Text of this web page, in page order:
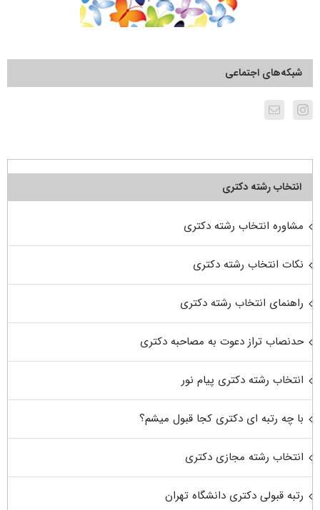
شبکه‌های اجتماعی
انتخاب رشته دکتری
مشاوره انتخاب رشته دکتری
نکات انتخاب رشته دکتری
راهنمای انتخاب رشته دکتری
حدنصاب تراز دعوت به مصاحبه دکتری
انتخاب رشته دکتری پیام نور
با چه رتبه ای دکتری کجا قبول میشم؟
انتخاب رشته مجازی دکتری
رتبه قبولی دکتری دانشگاه تهران